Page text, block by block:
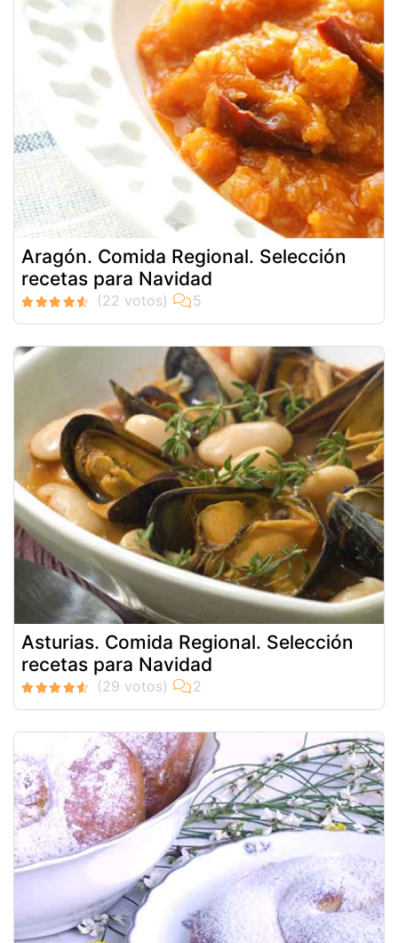
Aragón. Comida Regional. Selección
recetas para Navidad
Asturias. Comida Regional. Selección
recetas para Navidad